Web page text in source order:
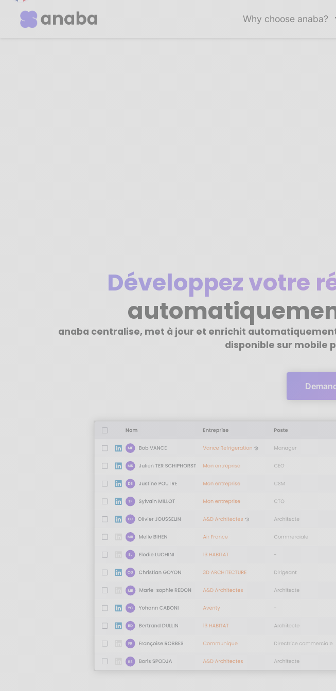
Why choose anaba?
Développez votre
anaba centralise, met à jour et enrichit
disponible sur mobile